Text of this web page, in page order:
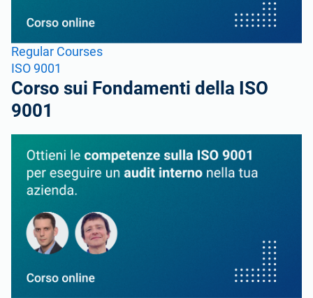
Regular Courses
ISO 9001
Corso sui Fondamenti della ISO
9001